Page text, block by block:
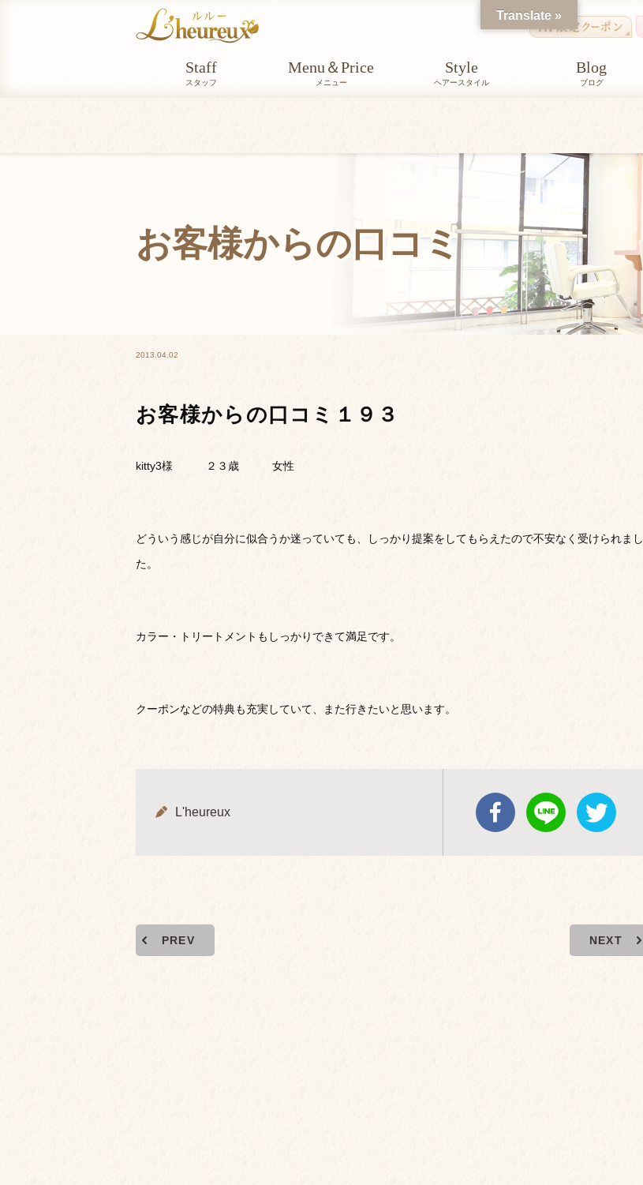
Staff
スタッフ
Menu＆Price
メニュー
Style
ヘアースタイル
Blog
ブログ
お客様からの口コミ
2013.04.02
お客様からの口コミ１９３
kitty3様 ２３歳 女性
どういう感じが自分に似合うか迷っていても、しっかり提案をしてもらえたので不安なく受けられまし
た。
カラー・トリートメントもしっかりできて満足です。
クーポンなどの特典も充実していて、また行きたいと思います。
L'heureux
PREV NEXT
Translate »